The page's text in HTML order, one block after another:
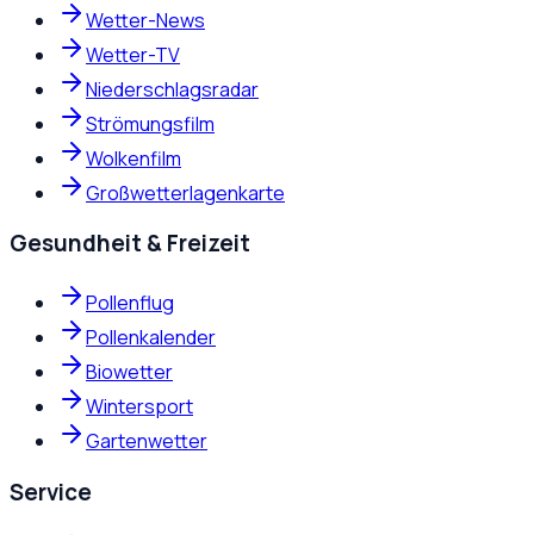
Wetter-News
Wetter-TV
Niederschlagsradar
Strömungsfilm
Wolkenfilm
Großwetterlagenkarte
Gesundheit & Freizeit
Pollenflug
Pollenkalender
Biowetter
Wintersport
Gartenwetter
Service